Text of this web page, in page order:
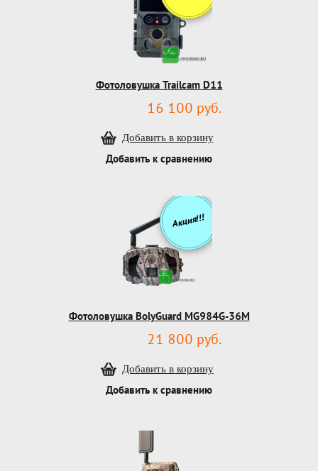
Фотоловушка Trailcam D11
16 100 руб.
Добавить к сравнению
Акция!!!
Фотоловушка BolyGuard MG984G-36M
21 800 руб.
Добавить к сравнению